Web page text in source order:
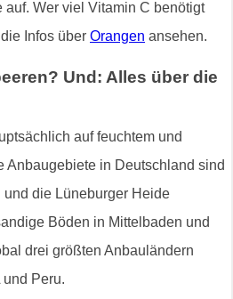
Wer viel Vitamin C benötigt
Infos über Orangen ansehen.
Und: Alles über die
auf feuchtem und
Anbaugebiete in Deutschland sind
die Lüneburger Heide
Böden in Mittelbaden und
drei größten Anbauländern
Peru.